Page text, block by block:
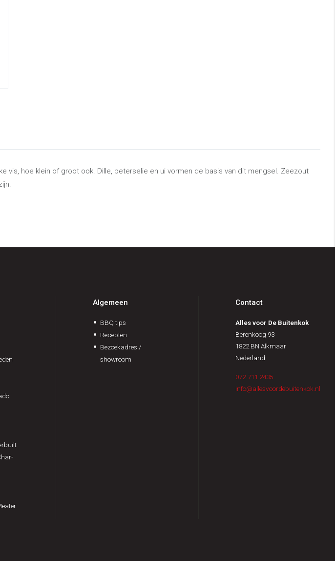
vis, hoe klein of groot ook. Dille, peterselie en ui vormen de basis van dit mengsel. Zeezout
Algemeen
BBQ tips
Recepten
Bezoekadres /
showroom
Contact
Alles voor De Buitenkok
Berenkoog 93
1822 BN Alkmaar
Nederland
072-711 2435
info@allesvoordebuitenkok.nl